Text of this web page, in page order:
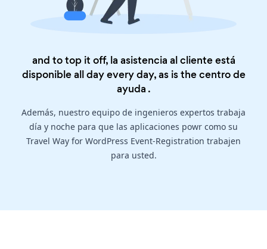
and to top it off, la asistencia al cliente está
disponible all day every day, as is thecentro de
ayuda .
Además, nuestro equipo de ingenieros expertos trabaja
día y noche para que las aplicaciones powr como su
Travel Way for WordPress Event-Registration trabajen
para usted.